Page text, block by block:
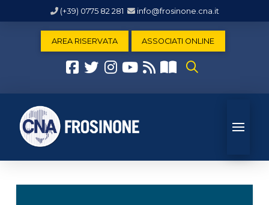
(+39) 0775 82 281 info@frosinone.cna.it
AREA RISERVATA ASSOCIATI ONLINE